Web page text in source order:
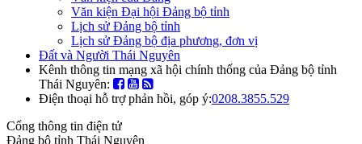
Văn kiện Đại hội Đảng bộ tỉnh
Lịch sử Đảng bộ tỉnh
Lịch sử Đảng bộ địa phương, đơn vị
Đất và Người Thái Nguyên
Kênh thông tin mạng xã hội chính thống của Đảng bộ tỉnh
Thái Nguyên:
Điện thoại hỗ trợ phản hồi, góp ý:0208.3855.529
Cổng thông tin điện tử
Đảng bộ tỉnh Thái Nguyên